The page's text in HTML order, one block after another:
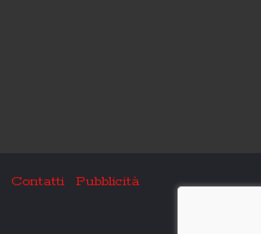
Contatti Pubblicità